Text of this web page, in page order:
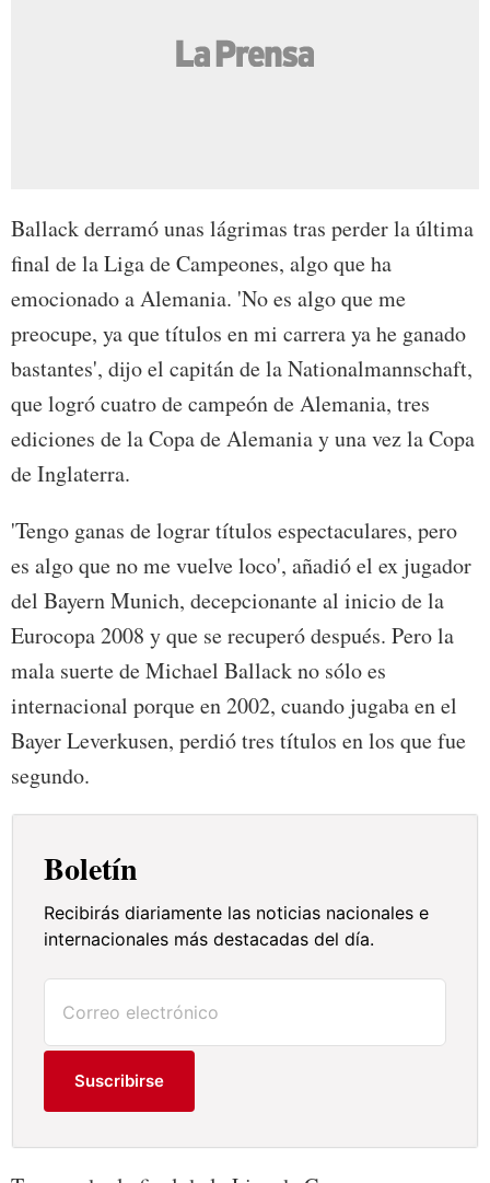
Ballack derramó unas lágrimas tras perder la última
final de la Liga de Campeones, algo que ha
emocionado a Alemania. 'No es algo que me
preocupe, ya que títulos en mi carrera ya he ganado
bastantes', dijo el capitán de la Nationalmannschaft,
que logró cuatro de campeón de Alemania, tres
ediciones de la Copa de Alemania y una vez la Copa
de Inglaterra.
'Tengo ganas de lograr títulos espectaculares, pero
es algo que no me vuelve loco', añadió el ex jugador
del Bayern Munich, decepcionante al inicio de la
Eurocopa 2008 y que se recuperó después. Pero la
mala suerte de Michael Ballack no sólo es
internacional porque en 2002, cuando jugaba en el
Bayer Leverkusen, perdió tres títulos en los que fue
segundo.
Boletín
Recibirás diariamente las noticias nacionales e
internacionales más destacadas del día.
Suscribirse